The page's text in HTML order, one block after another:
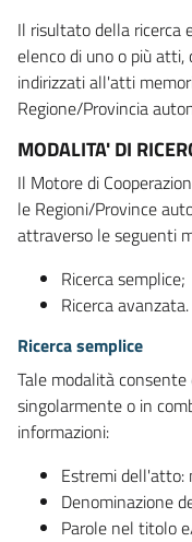
Il risultato della ricerca
elenco di uno o più atti,
indirizzati all'atti
Regione/Provincia
MODALITA' DI
Il Motore di
le Regioni/Province
attraverso le seguenti
Ricerca semplice;
Ricerca avanzata.
Ricerca semplice
Tale modalità
singolarmente o in
informazioni:
Estremi dell'atto:
Denominazione
Parole nel titolo